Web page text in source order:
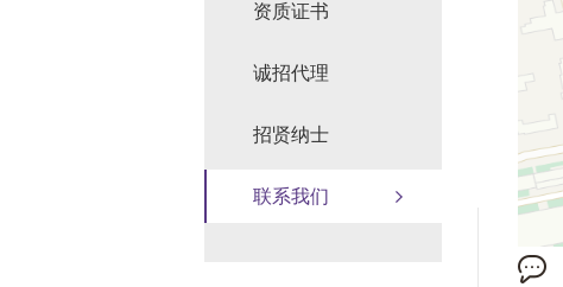
资质证书
诚招代理
招贤纳士
联系我们